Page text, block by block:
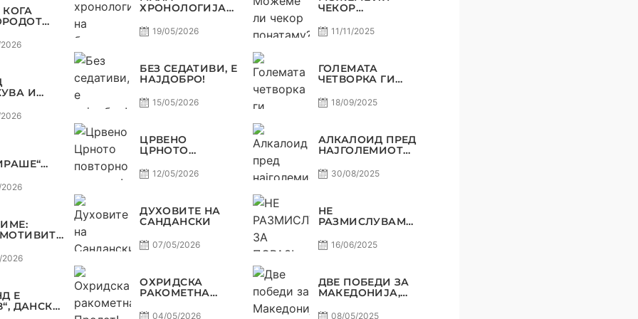
КОГА
А
И
НА
ВО
ДАГУР
Е
ДАНСКА
ХРОНОЛОГИЈА
ЗА СВЕТСКО
19/05/2026
БЕЗ СЕДАТИВИ, Е
НАЈДОБРО!
15/05/2026
ЦРВЕНО
ЦРНОТО
МОДА!
12/05/2026
ДУХОВИТЕ НА
САНДАНСКИ
07/05/2026
ОХРИДСКА
РАКОМЕТНА
04/05/2026
ЧЕКОР
11/11/2025
ГОЛЕМАТА
ЧЕТВОРКА ГИ
КОПЈАТА
18/09/2025
АЛКАЛОИД ПРЕД
НАЈГОЛЕМИОТ
ПРЕДИЗВИК!
30/08/2025
НЕ
РАЗМИСЛУВАМЕ
СТОЈАНОВИЌ
16/06/2025
ДВЕ ПОБЕДИ ЗА
МАКЕДОНИЈА,
СМЕЕ ДА ИМА!
08/05/2025